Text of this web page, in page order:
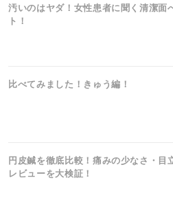
汚いのはヤダ！女性患者に聞く清潔面
ト！
比べてみました！きゅう編！
円皮鍼を徹底比較！痛みの少なさ・目
レビューを大検証！